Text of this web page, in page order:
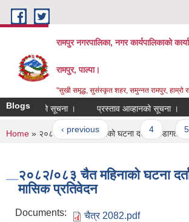
Skip to main content
रामपुर नगरपालिका, नगर कार्यपालिकाको
रामपुर, पाल्पा।
"सुखी समृद्ध, सुसंस्कृत शहर, समुन्नत रामपुर, हाम्रो
Blogs
आव्हानको सूचना । प्रस्ताव आव्हानको सूचना ।
first ‹ previous … 4 5
You are here
Home » २०८२/०८३ चैत महिनाको घटना दर्ताको वडागत
२०८२/०८३ चैत महिनाको घटना
मासिक प्रतिवेदन
Documents: चैत्र 2082.pdf